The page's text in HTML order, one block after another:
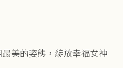
美的姿態，綻放幸福女神